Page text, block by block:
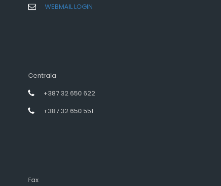
WEBMAIL LOGIN
Centrala
+387 32 650 622
+387 32 650 551
Fax